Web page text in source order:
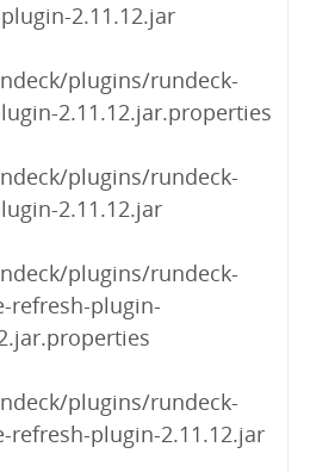
2.11.12.jar
plugins/rundeck-
2.11.12.jar.properties
plugins/rundeck-
2.11.12.jar
plugins/rundeck-
refresh-plugin-
plugins/rundeck-
refresh-plugin-2.11.12.jar